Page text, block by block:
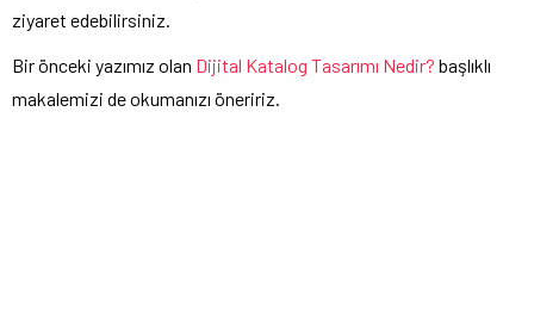
ziyaret edebilirsiniz.
Bir önceki yazımız olan Dijital Katalog Tasarımı Nedir? başlıklı
makalemizi de okumanızı öneririz.